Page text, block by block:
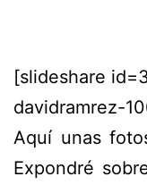
[slideshare
davidramrez-
Aquí unas
Expondré